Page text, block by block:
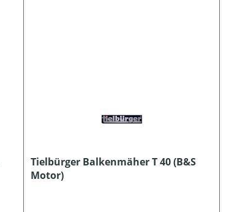
Tielbürger Balkenmäher T 40 (B&S
Motor)